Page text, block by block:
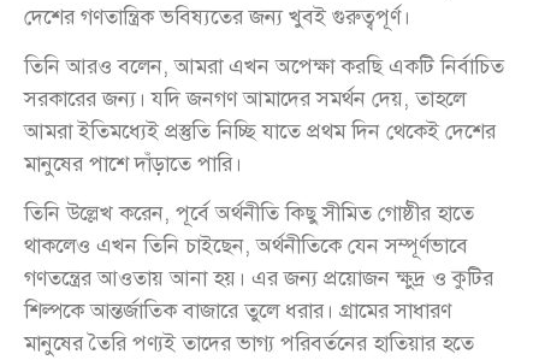
দেশের গণতান্ত্রিক ভবিষ্যতের জন্য খুবই গুরুত্বপূর্ণ।
তিনি আরও বলেন, আমরা এখন অপেক্ষা করছি একটি নির্বাচিত
সরকারের জন্য। যদি জনগণ আমাদের সমর্থন দেয়, তাহলে
আমরা ইতিমধ্যেই প্রস্তুতি নিচ্ছি যাতে প্রথম দিন থেকেই দেশের
মানুষের পাশে দাঁড়াতে পারি।
তিনি উল্লেখ করেন, পূর্বে অর্থনীতি কিছু সীমিত গোষ্ঠীর হাতে
থাকলেও এখন তিনি চাইছেন, অর্থনীতিকে যেন সম্পূর্ণভাবে
গণতন্ত্রের আওতায় আনা হয়। এর জন্য প্রয়োজন ক্ষুদ্র ও কুটির
শিল্পকে আন্তর্জাতিক বাজারে তুলে ধরার। গ্রামের সাধারণ
মানুষের তৈরি পণ্যই তাদের ভাগ্য পরিবর্তনের হাতিয়ার হতে